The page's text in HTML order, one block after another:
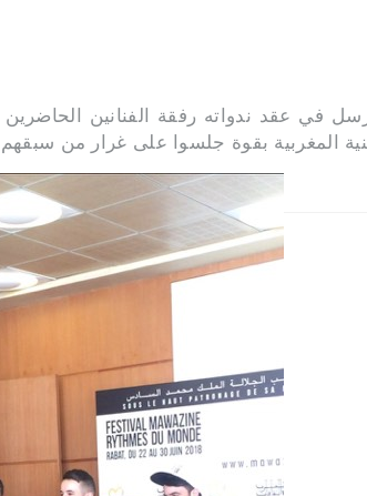
في عقد ندواته رفقة الفنانين
المغربية بقوة جلسوا على غرار من